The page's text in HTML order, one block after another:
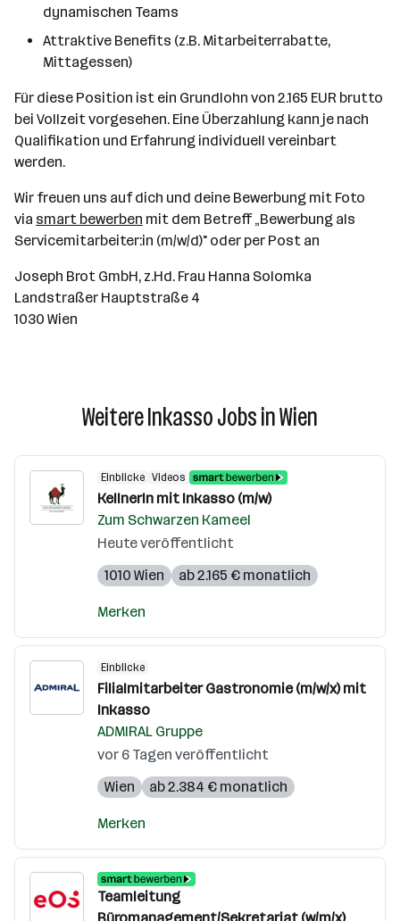
dynamischen Teams
Attraktive Benefits (z.B. Mitarbeiterrabatte,
Mittagessen)
Für diese Position ist ein Grundlohn von 2.165 EUR brutto
bei Vollzeit vorgesehen. Eine Überzahlung kann je nach
Qualifikation und Erfahrung individuell vereinbart
werden.
Wir freuen uns auf dich und deine Bewerbung mit Foto
via smart bewerben mit dem Betreff „Bewerbung als
Servicemitarbeiter:in (m/w/d)" oder per Post an
Joseph Brot GmbH, z.Hd. Frau Hanna Solomka
Landstraßer Hauptstraße 4
1030 Wien
Weitere Inkasso Jobs in Wien
Einblicke Videos
KellnerIn mit Inkasso (m/w)
Zum Schwarzen Kameel
Heute veröffentlicht
1010 Wien
ab 2.165 € monatlich
Merken
Einblicke
Filialmitarbeiter Gastronomie (m/w/x) mit
Inkasso
ADMIRAL Gruppe
vor 6 Tagen veröffentlicht
Wien
ab 2.384 € monatlich
Merken
Teamleitung